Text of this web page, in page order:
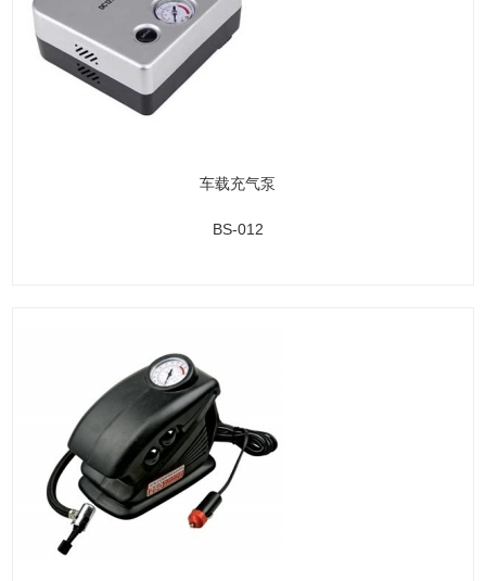
车载充气泵
BS-012